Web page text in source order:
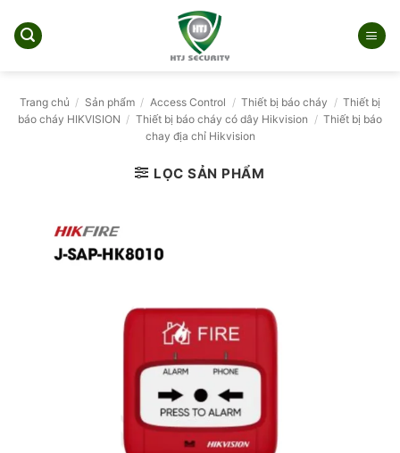
qua
Trang chủ / Sản phẩm / Access Control / Thiết bị báo cháy / Thiết bị
báo cháy HIKVISION / Thiết bị báo cháy có dây Hikvision / Thiết bị báo
chay địa chỉ Hikvision
LỌC SẢN PHẨM